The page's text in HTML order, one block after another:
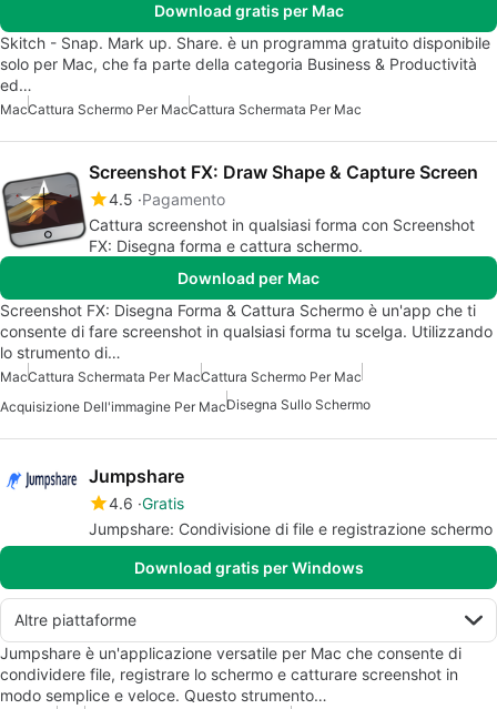
Download gratis per Mac
Skitch - Snap. Mark up. Share. è un programma gratuito disponibile
solo per Mac, che fa parte della categoria Business & Productività
ed…
MacCattura Schermo Per MacCattura Schermata Per Mac
Screenshot FX: Draw Shape & Capture Screen
4.5 Pagamento
Cattura screenshot in qualsiasi forma con Screenshot
FX: Disegna forma e cattura schermo.
Download per Mac
Screenshot FX: Disegna Forma & Cattura Schermo è un'app che ti
consente di fare screenshot in qualsiasi forma tu scelga. Utilizzando
lo strumento di…
MacCattura Schermata Per MacCattura Schermo Per Mac
Acquisizione Dell'immagine Per MacDisegna Sullo Schermo
Jumpshare
4.6 Gratis
Jumpshare: Condivisione di file e registrazione schermo
Download gratis per Windows
Altre piattaforme
Jumpshare è un'applicazione versatile per Mac che consente di
condividere file, registrare lo schermo e catturare screenshot in
modo semplice e veloce. Questo strumento…